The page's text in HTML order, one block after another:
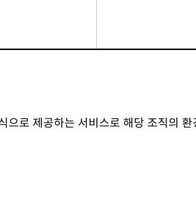
로 제공하는 서비스로 해당 조직의